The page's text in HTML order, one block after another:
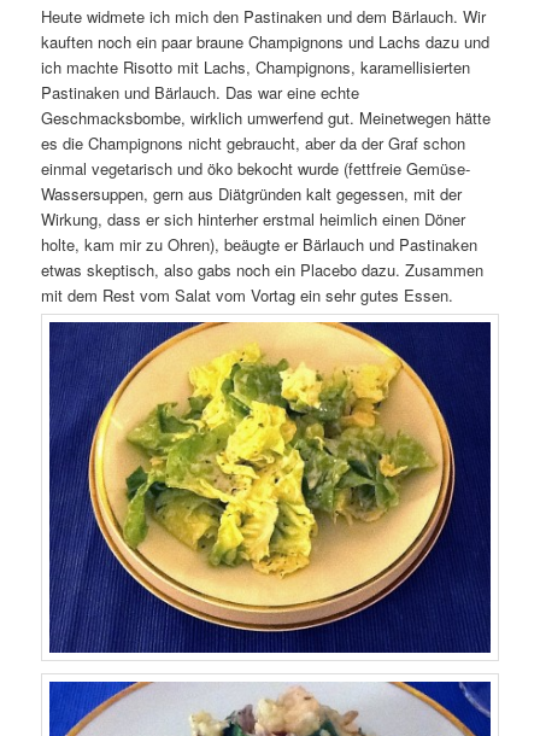
Heute widmete ich mich den Pastinaken und dem Bärlauch. Wir
kauften noch ein paar braune Champignons und Lachs dazu und
ich machte Risotto mit Lachs, Champignons, karamellisierten
Pastinaken und Bärlauch. Das war eine echte
Geschmacksbombe, wirklich umwerfend gut. Meinetwegen hätte
es die Champignons nicht gebraucht, aber da der Graf schon
einmal vegetarisch und öko bekocht wurde (fettfreie Gemüse-
Wassersuppen, gern aus Diätgründen kalt gegessen, mit der
Wirkung, dass er sich hinterher erstmal heimlich einen Döner
holte, kam mir zu Ohren), beäugte er Bärlauch und Pastinaken
etwas skeptisch, also gabs noch ein Placebo dazu. Zusammen
mit dem Rest vom Salat vom Vortag ein sehr gutes Essen.